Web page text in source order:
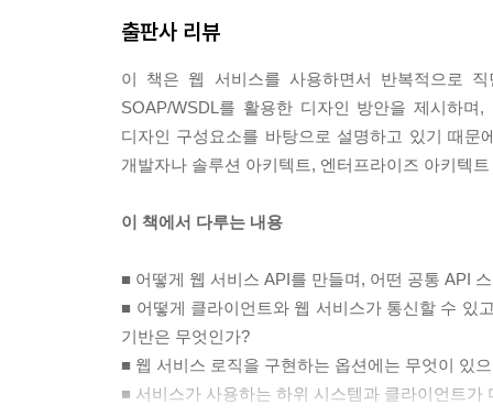
___서비스 인터셉터
______고려사항
___SOA 인프라 패턴의 간략한 리뷰
______서비스 레지스트리
______엔터프라이즈 서비스 버스
___서론
___무엇이 파괴적 변경을 초래하는가?
______미디어 타입이나 메시지의 구조적 변경
______서비스 설명자의 변경
___공통 버전 관리 전략
패턴을 두고 어떤 이름이 더 올바른 선택인지 무
패턴은 소프트웨어의 구조적인 성공과 실패의 경
신이 아직 경험하지 못한 상황을 간접적으로 경험
야 할 중요한 점은, 패턴의 일반적인 해결책 뒤에
노력이 필요하다는 것이다.
다. 즉 추상화나 모듈화, 결합도, 캡슐화, 복잡도
용하기 어렵다. 패턴의 명칭을 구분하고 속성을
력이 중요한 전환점이 될 것이다.
이 책 『서비스 디자인 패턴 Service Design
포’에서부터 마틴 파울러에 이르는 여러 패턴과
적이고 근본적인 해결책을 제시한다. 독자는 이
출판사 리뷰
이 책은 웹 서비스를 사용하면서 반복적으로
SOAP/WSDL를 활용한 디자인 방안을 제시하
디자인 구성요소를 바탕으로 설명하고 있기 때
개발자나 솔루션 아키텍트, 엔터프라이즈 아키텍
이 책에서 다루는 내용
■ 어떻게 웹 서비스 API를 만들며, 어떤 공통 API
■ 어떻게 클라이언트와 웹 서비스가 통신할 수 있
기반은 무엇인가?
■ 웹 서비스 로직을 구현하는 옵션에는 무엇이 있
■ 서비스가 사용하는 하위 시스템과 클라이언트